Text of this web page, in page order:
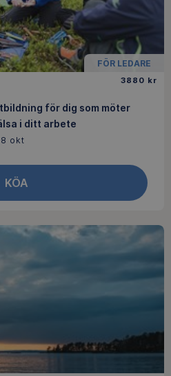
FÖR LEDARE
3880 kr
för dig som möter
i ditt arbete
okt
KÖA